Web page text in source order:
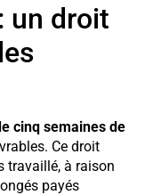
un droit
cinq semaines de
Ce droit
travaillé, à raison
payés